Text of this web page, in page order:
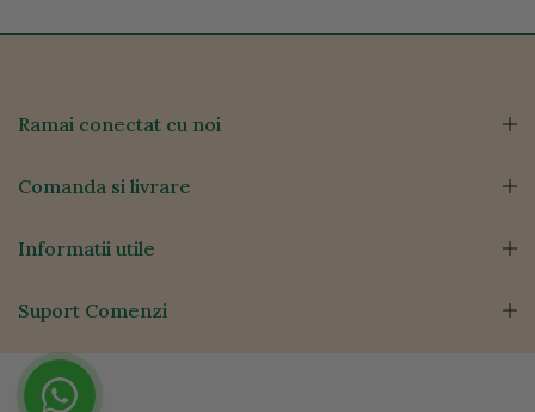
Ramai conectat cu noi
Comanda si livrare
Informatii utile
Suport Comenzi